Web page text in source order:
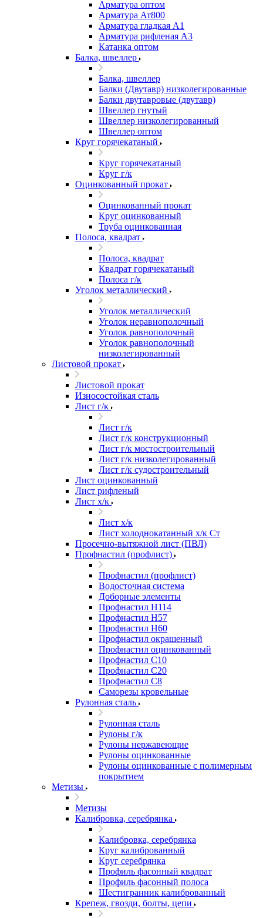
Арматура оптом
Арматура Ат800
Арматура гладкая А1
Арматура рифленая А3
Катанка оптом
Балка, швеллер
Балка, швеллер
Балки (Двутавр) низколегированные
Балки двутавровые (двутавр)
Швеллер гнутый
Швеллер низколегированный
Швеллер оптом
Круг горячекатаный
Круг горячекатаный
Круг г/к
Оцинкованный прокат
Оцинкованный прокат
Круг оцинкованный
Труба оцинкованная
Полоса, квадрат
Полоса, квадрат
Квадрат горячекатаный
Полоса г/к
Уголок металлический
Уголок металлический
Уголок неравнополочный
Уголок равнополочный
Уголок равнополочный
низколегированный
Листовой прокат
Листовой прокат
Износостойкая сталь
Лист г/к
Лист г/к
Лист г/к конструкционный
Лист г/к мостостроительный
Лист г/к низколегированный
Лист г/к судостроительный
Лист оцинкованный
Лист рифленый
Лист х/к
Лист х/к
Лист холоднокатанный х/к Ст
Просечно-вытяжной лист (ПВЛ)
Профнастил (профлист)
Профнастил (профлист)
Водосточная система
Доборные элементы
Профнастил Н114
Профнастил Н57
Профнастил Н60
Профнастил окрашенный
Профнастил оцинкованный
Профнастил С10
Профнастил С20
Профнастил С8
Саморезы кровельные
Рулонная сталь
Рулонная сталь
Рулоны г/к
Рулоны нержавеющие
Рулоны оцинкованные
Рулоны оцинкованные с полимерным
покрытием
Метизы
Метизы
Калибровка, серебрянка
Калибровка, серебрянка
Круг калиброванный
Круг серебрянка
Профиль фасонный квадрат
Профиль фасонный полоса
Шестигранник калиброванный
Крепеж, гвозди, болты, цепи